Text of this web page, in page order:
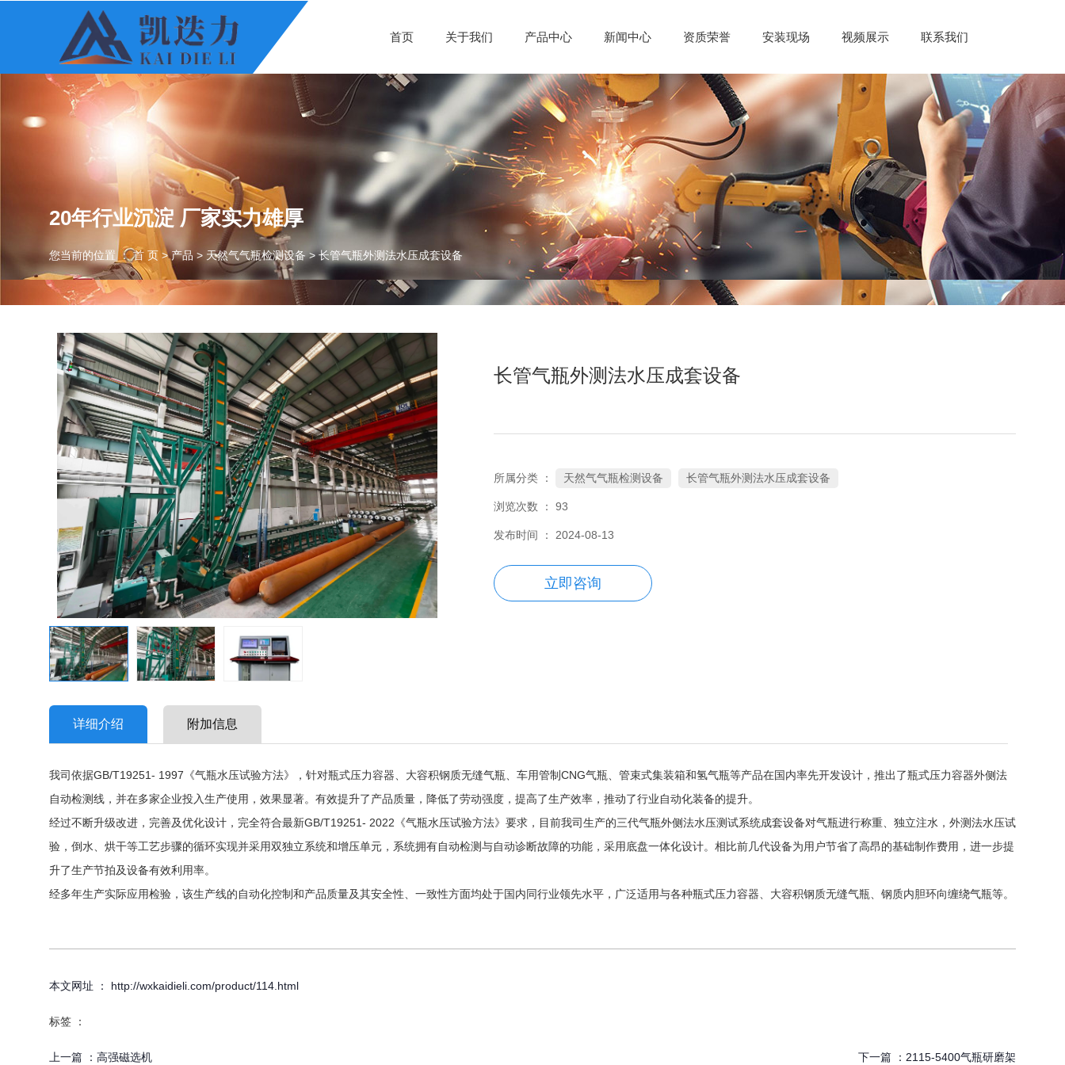
首页 关于我们 产品中心 新闻中心 资质荣誉 安装现场 视频展示 联系我们
20年行业沉淀 厂家实力雄厚
您当前的位置 ： 首 页>产品 > 天然气气瓶检测设备 >长管气瓶外测法水压成套设备
长管气瓶外测法水压成套设备
所属分类 ： 天然气气瓶检测设备 长管气瓶外测法水压成套设备
浏览次数 ：93
发布时间 ： 2024-08-13
立即咨询
详细介绍 附加信息
我司依据GB/T19251- 1997《气瓶水压试验方法》，针对瓶式压力容器、大容积钢质无缝气瓶、车用管制CNG气瓶、管束式集装箱和氢气瓶等产品在国内率先开发设计，推出了瓶式压力容器外侧法
自动检测线，并在多家企业投入生产使用，效果显著。有效提升了产品质量，降低了劳动强度，提高了生产效率，推动了行业自动化装备的提升。
经过不断升级改进，完善及优化设计，完全符合最新GB/T19251- 2022《气瓶水压试验方法》要求，目前我司生产的三代气瓶外侧法水压测试系统成套设备对气瓶进行称重、独立注水，外测法水压试
验，倒水、烘干等工艺步骤的循环实现并采用双独立系统和增压单元，系统拥有自动检测与自动诊断故障的功能，采用底盘一体化设计。相比前几代设备为用户节省了高昂的基础制作费用，进一步提
升了生产节拍及设备有效利用率。
经多年生产实际应用检验，该生产线的自动化控制和产品质量及其安全性、一致性方面均处于国内同行业领先水平，广泛适用与各种瓶式压力容器、大容积钢质无缝气瓶、钢质内胆环向缠绕气瓶等。
本文网址 ： http://wxkaidieli.com/product/114.html
标签 ：
上一篇 ： 高强磁选机 下一篇 ： 2115-5400气瓶研磨架